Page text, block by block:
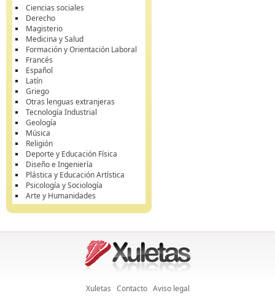
Ciencias sociales
Derecho
Magisterio
Medicina y Salud
Formación y Orientación Laboral
Francés
Español
Latín
Griego
Otras lenguas extranjeras
Tecnología Industrial
Geología
Música
Religión
Deporte y Educación Física
Diseño e Ingeniería
Plástica y Educación Artística
Psicología y Sociología
Arte y Humanidades
Xuletas Contacto Aviso legal